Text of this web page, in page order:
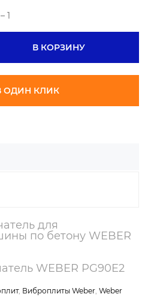
1
В КОРЗИНУ
ОДИН КЛИК
для
по бетону WEBER
WEBER PG90E2
, Виброплиты Weber Weber